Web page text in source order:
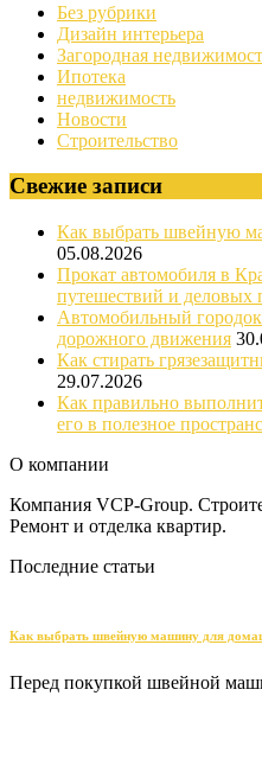
Без рубрики
Дизайн интерьера
Загородная
Ипотека
недвижимость
Новости
Строительство
Свежие записи
Как выбрать швейную
05.08.2026
Прокат автомобиля в
путешествий и деловых
Автомобильный
дорожного движения
Как стирать
29.07.2026
Как правильно
его в полезное
О компании
Компания VCP-Group.
Ремонт и отделка квартир.
Последние статьи
Как выбрать швейную машину для
Перед покупкой швейной